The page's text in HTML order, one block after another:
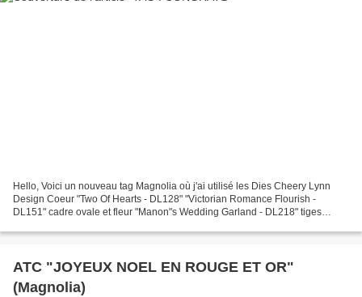
Hello, Voici un nouveau tag Magnolia où j'ai utilisé les Dies Cheery Lynn
Design Coeur "Two Of Hearts - DL128" "Victorian Romance Flourish -
DL151" cadre ovale et fleur "Manon"s Wedding Garland - DL218" tiges
ATC "JOYEUX NOEL EN ROUGE ET OR"
(Magnolia)